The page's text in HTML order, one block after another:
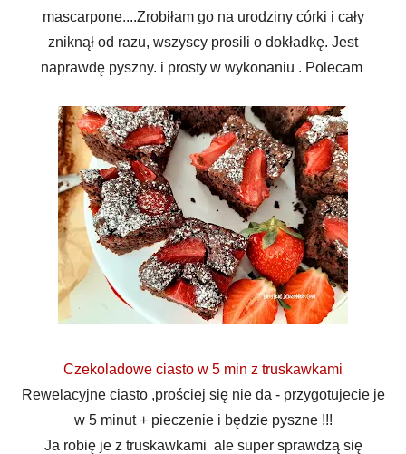
mascarpone....Zrobiłam go na urodziny córki i cały
zniknął od razu, wszyscy prosili o dokładkę. Jest
naprawdę pyszny. i prosty w wykonaniu . Polecam
Czekoladowe ciasto w 5 min z truskawkami
Rewelacyjne ciasto ,prościej się nie da - przygotujecie je
w 5 minut + pieczenie i będzie pyszne !!!
Ja robię je z truskawkami ale super sprawdzą się